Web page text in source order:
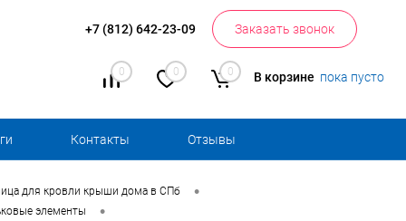
+7 (812) 642-23-09 Заказать звонок
0 0 0 В корзине пока пусто
Контакты Отзывы
для кровли крыши дома в СПб •
элементы •